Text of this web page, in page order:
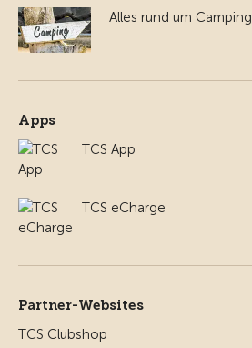
Alles rund um Camping
Apps
TCS App
TCS eCharge
Partner-Websites
TCS Clubshop